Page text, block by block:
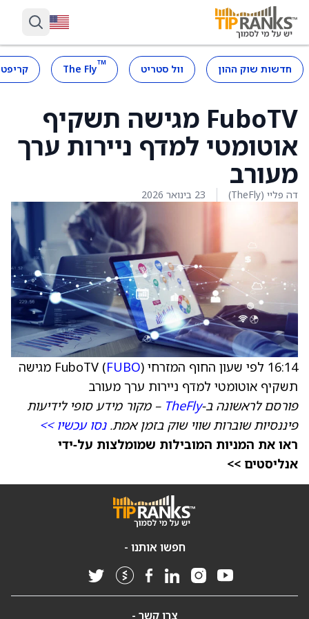
חדשות שוק ההון וול סטריט ™
The Fly
FuboTV מגישה תשקיף
אוטומטי למדף ניירות ערך
מעורב
דה פליי (TheFly) 23 בינואר 2026
16:14 לפי שעון החוף המזרחי FuboTV ( FUBO
) מגישה
תשקיף אוטומטי למדף ניירות ערך מעורב
פורסם לראשונה ב-TheFly – מקור מידע סופי לידיעות
פיננסיות שוברות שווי שוק בזמן אמת.נסו עכשיו >>
ראו את המניות המובילות שמומלצות על‑ידי
אנליסטים >>
חפשו אותנו -
צרו קשר -